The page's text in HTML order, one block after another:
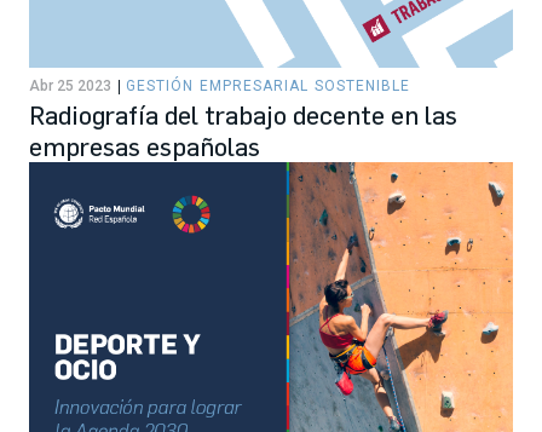
Abr 25 2023 GESTIÓN EMPRESARIAL SOSTENIBLE
Radiografía del trabajo decente en las
empresas españolas